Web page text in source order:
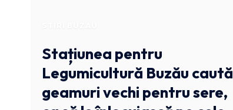
Stațiunea pentru
Legumicultură Buzău caută
geamuri vechi pentru sere,